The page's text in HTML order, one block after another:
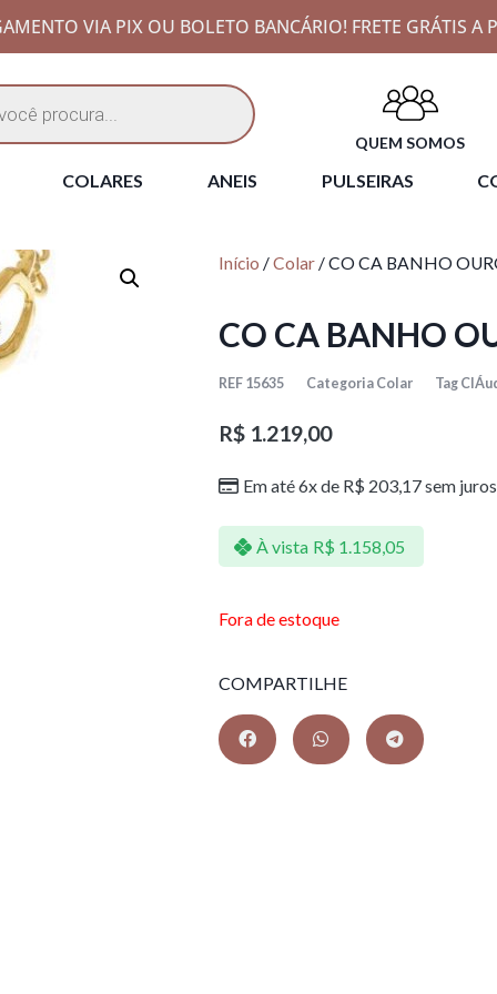
VIA PIX OU BOLETO BANCÁRIO! FRETE GRÁTIS A
QUEM SOMOS
COLARES ANEIS PULSEIRAS
Início /Colar / CO CA BANHO
CO CA BANHO
REF 15635 Categoria Colar Tag
R$ 1.219,00
Em até 6x de R$ 203,17sem juros
À vista R$ 1.158,05
Fora de estoque
COMPARTILHE